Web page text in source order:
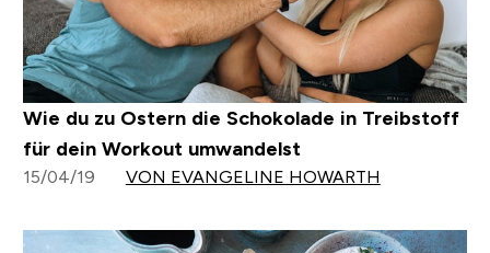
Wie du zu Ostern die Schokolade in Treibstoff
für dein Workout umwandelst
15/04/19 VON EVANGELINE HOWARTH